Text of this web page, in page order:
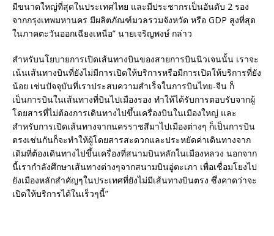
มีขนาดใหญ่ที่สุดในประเทศไทย และมีประชากรเป็นอันดับ 2 รอง
จากกรุงเทพมหานคร มีผลิตภัณฑ์มวลรวมจังหวัด หรือ GDP สูงที่สุด
ในภาคตะวันออกเฉียงเหนือ” นายเจริญพงษ์ กล่าว
สำหรับนโยบายการเปิดเส้นทางบินของสายการบินนิวเจนนั้น เราจะ
เน้นเส้นทางบินที่ยังไม่มีการเปิดให้บริการหรือมีการเปิดให้บริการที่ยัง
น้อย เช่นปัจจุบันที่เราประสบความสำเร็จในการบินไทย-จีน ก็
เป็นการบินในเส้นทางที่บินไปเมืองรอง ทำให้ได้รับการตอบรับจากผู้
โดยสารที่ไม่ต้องการเดินทางไปขึ้นเครื่องบินในเมืองใหญ่ และ
สำหรับการเปิดเส้นทางจากนครราชสีมาไปเมืองต่างๆ ก็เป็นการบิน
ตรงเช่นกันก็จะทำให้ผู้โดยสารสะดวกและประหยัดค่าเดินทางจาก
เดิมที่ต้องเดินทางไปขึ้นเครื่องที่สนามบินหลักในเมืองหลวง นอกจาก
นี้เรากำลังศึกษาเส้นทางต่างๆจากสนามบินอู่ตะเภา เพื่อเชื่อมโยงไป
ยังเมืองหลักสำคัญๆในประเทศที่ยังไม่มีเส้นทางบินตรง ซึ่งคาดว่าจะ
เปิดให้บริการได้ในเร็วๆนี้”